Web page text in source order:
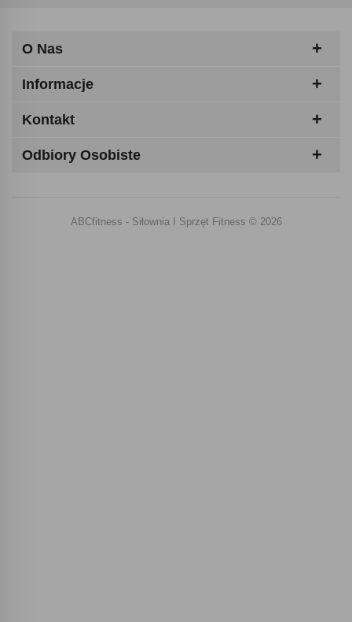
O Nas
Informacje
Kontakt
Odbiory Osobiste
ABCfitness - Siłownia I Sprzęt Fitness © 2026